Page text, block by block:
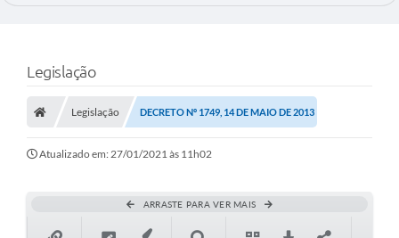
Legislação
Legislação DECRETO Nº 1749, 14 DE MAIO DE 2013
Atualizado em: 27/01/2021 às 11h02
ARRASTE PARA VER MAIS